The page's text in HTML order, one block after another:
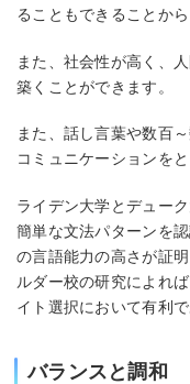
ることもできることか
また、社会性が高く、
築くことができます。
また、話し言葉や数百
コミュニケーションを
ライデン大学とデュー
簡単な文法パターンを
の言語能力の高さが証
ルダー校の研究によれ
イト選択において有利
バランスと調和